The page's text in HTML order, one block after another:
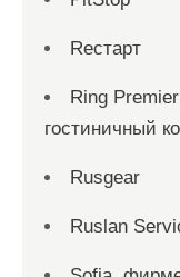
Reстарт
Ring
гостиничный
Rusgear
Ruslan